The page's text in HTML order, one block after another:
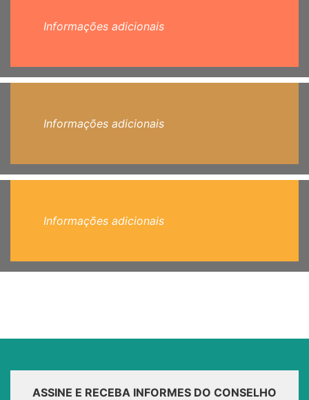
Informações adicionais
Informações adicionais
Informações adicionais
ASSINE E RECEBA INFORMES DO CONSELHO